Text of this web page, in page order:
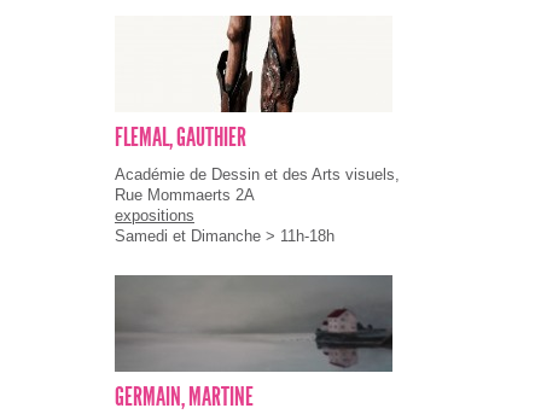
FLEMAL, GAUTHIER
Académie de Dessin et des Arts visuels,
Rue Mommaerts 2A
expositions
Samedi et Dimanche > 11h-18h
GERMAIN, MARTINE